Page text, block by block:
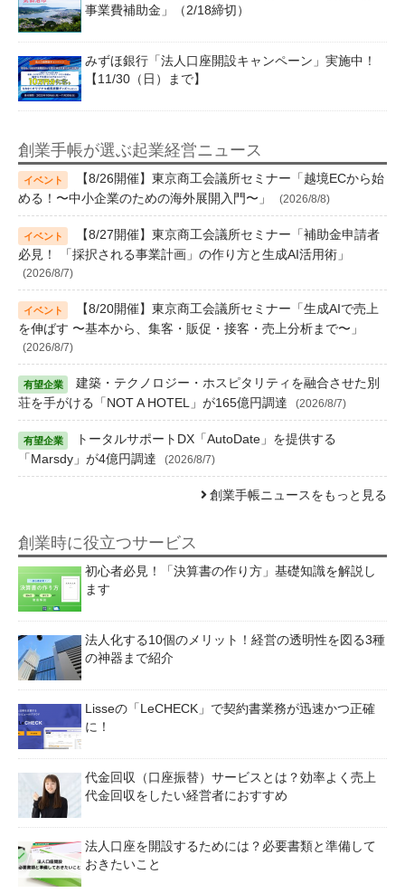
事業費補助金」（2/18締切）
みずほ銀行「法人口座開設キャンペーン」実施中！
【11/30（日）まで】
創業手帳が選ぶ起業経営ニュース
【8/26開催】東京商工会議所セミナー「越境ECから始
める！〜中小企業のための海外展開入門〜」
(2026/8/8)
【8/27開催】東京商工会議所セミナー「補助金申請者
必見！ 「採択される事業計画」の作り方と生成AI活用術」
(2026/8/7)
【8/20開催】東京商工会議所セミナー「生成AIで売上
を伸ばす 〜基本から、集客・販促・接客・売上分析まで〜」
(2026/8/7)
建築・テクノロジー・ホスピタリティを融合させた別
荘を手がける「NOT A HOTEL」が165億円調達
(2026/8/7)
トータルサポートDX「AutoDate」を提供する
「Marsdy」が4億円調達
(2026/8/7)
創業手帳ニュースをもっと見る
創業時に役立つサービス
初心者必見！「決算書の作り方」基礎知識を解説し
ます
法人化する10個のメリット！経営の透明性を図る3種
の神器まで紹介
Lisseの「LeCHECK」で契約書業務が迅速かつ正確
に！
代金回収（口座振替）サービスとは？効率よく売上
代金回収をしたい経営者におすすめ
法人口座を開設するためには？必要書類と準備して
おきたいこと